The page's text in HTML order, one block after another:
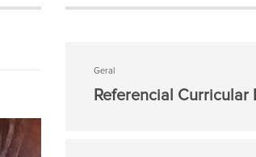
Geral
Referencial Curricular